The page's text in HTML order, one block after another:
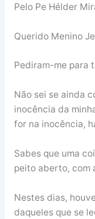
Pelo Pe Hélder
Querido Menino
Pediram-me para
Não sei se ainda
inocência da
for na inocência,
Sabes que uma
peito aberto, com
Nestes dias,
daqueles que se